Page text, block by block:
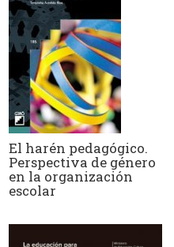
El harén pedagógico.
Perspectiva de género
en la organización
escolar